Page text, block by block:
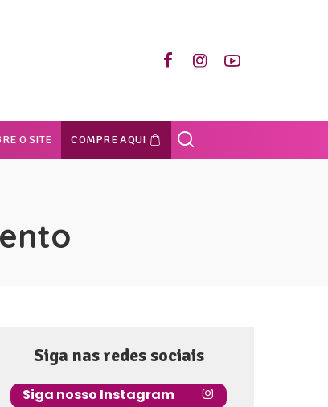
O SITE COMPRE AQUI
Siga nas redes sociais
Siga nosso Instagram